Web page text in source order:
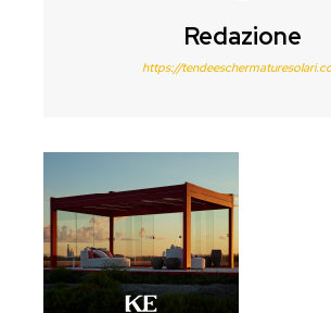
Redazione
https://